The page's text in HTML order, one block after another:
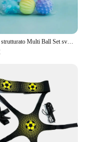
set to their
6 pezzi strutturato Multi Ball Set sviluppare i sensi tattili del bambino giocattolo impastare palla morbida bambini massaggio a mano giocattolo Infant Touch Training Ball